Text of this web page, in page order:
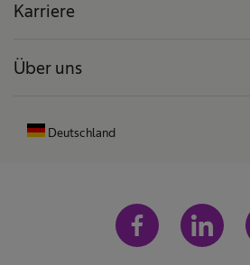
Karriere
Über uns
Deutschland